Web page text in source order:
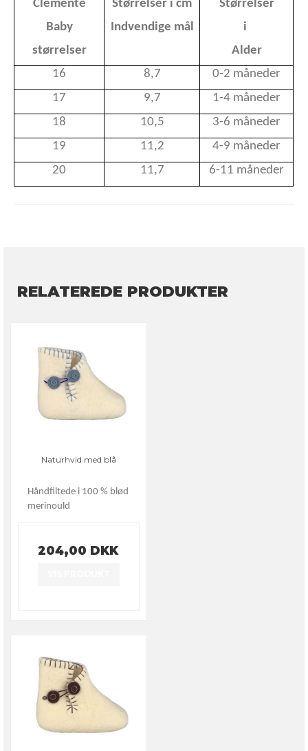
Clemente
Baby
størrelser
Størrelser i cm
Indvendige mål
Størrelser
i
Alder
16
8,7
0-2 måneder
17
9,7
1-4 måneder
18
10,5
3-6 måneder
19
11,2
4-9 måneder
20
11,7 6-11 måneder
RELATEREDE PRODUKTER
Naturhvid med blå
Håndfiltede i 100 % blød
merinould
204,00 DKK